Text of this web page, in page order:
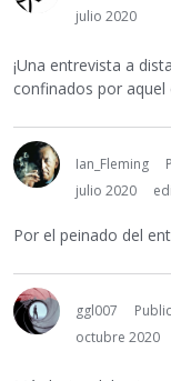
julio 2020
¡Una entrevista a
confinados por aquel
Ian_Fleming
julio 2020
Por el peinado del
ggl007
octubre 2020